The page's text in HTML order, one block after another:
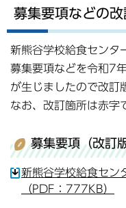
募集要項などの改
新熊谷学校給食センタ
募集要項などを令和7
が生じましたので改訂
なお、改訂箇所は赤字
募集要項（改訂
新熊谷学校給食セン
（PDF：777KB）